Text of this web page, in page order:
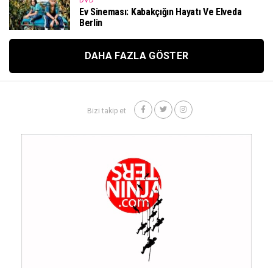
Ev Sineması: Kabakçığın Hayatı Ve Elveda
Berlin
DAHA FAZLA GÖSTER
Bizi takip et